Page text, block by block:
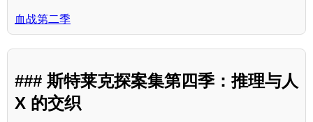
血战第二季
### 斯特莱克探案集第四季：推理与人
X 的交织